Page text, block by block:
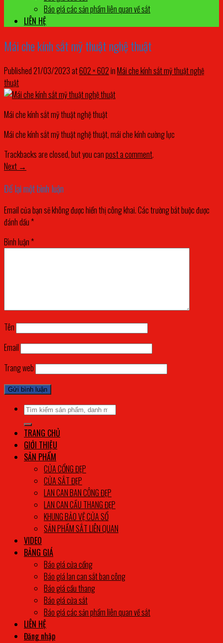
Báo giá các sản phẩm liên quan về sắt
LIÊN HỆ
Mái che kính sắt mỹ thuật nghệ thuật
Published21/03/2023at602 × 602inMái che kính sắt mỹ thuật nghệ
thuật
Mái che kính sắt mỹ thuật nghệ thuật
Mái che kính sắt mỹ thuật nghệ thuật, mái che kính cường lực
Trackbacks are closed, but you canpost a comment.
Next →
Để lại một bình luận
Email của bạn sẽ không được hiển thị công khai.Các trường bắt buộc được
đánh dấu *
Bình luận *
Tên
Email
Trang web
Tìm
kiếm:
TRANG CHỦ
GIỚI THIỆU
SẢN PHẨM
CỬA CỔNG ĐẸP
CỬA SẮT ĐẸP
LAN CAN BAN CÔNG ĐẸP
LAN CAN CẦU THANG ĐẸP
KHUNG BẢO VỆ CỬA SỔ
SẢN PHẨM SẮT LIÊN QUAN
VIDEO
BẢNG GIÁ
Báo giá cửa cổng
Báo giá lan can sắt ban công
Báo giá cầu thang
Báo giá cửa sắt
Báo giá các sản phẩm liên quan về sắt
LIÊN HỆ
Đăng nhập